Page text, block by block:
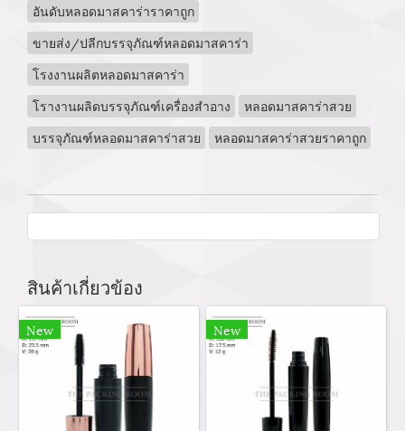
อันดับหลอดมาสคาร่าราคาถูก
ขายส่ง/ปลีกบรรจุภัณฑ์หลอดมาสคาร่า
โรงงานผลิตหลอดมาสคาร่า
โรางานผลิดบรรจุภัณฑ์เครื่องสำอาง
หลอดมาสคาร่าสวย
บรรจุภัณฑ์หลอดมาสคาร่าสวย
หลอดมาสคาร่าสวยราคาถูก
สินค้าเกี่ยวข้อง
New New